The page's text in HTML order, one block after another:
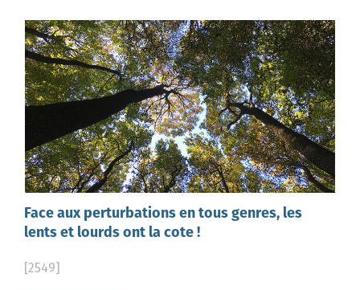
Face aux perturbations en tous genres, les
lents et lourds ont la cote !
[2549]